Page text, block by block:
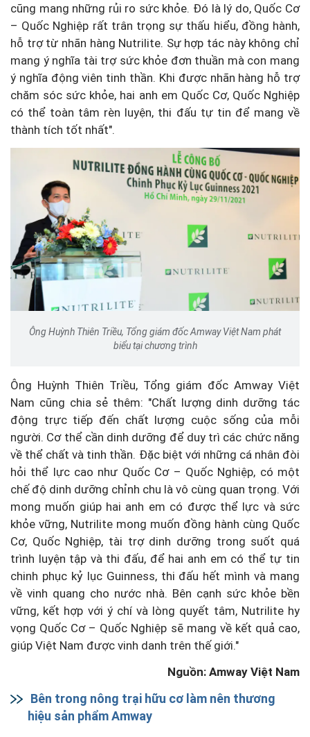
cũng mang những rủi ro sức khỏe. Đó là lý do, Quốc Cơ
– Quốc Nghiệp rất trân trọng sự thấu hiểu, đồng hành,
hỗ trợ từ nhãn hàng Nutrilite. Sự hợp tác này không chỉ
mang ý nghĩa tài trợ sức khỏe đơn thuần mà con mang
ý nghĩa động viên tinh thần. Khi được nhãn hàng hỗ trợ
chăm sóc sức khỏe, hai anh em Quốc Cơ, Quốc Nghiệp
có thể toàn tâm rèn luyện, thi đấu tự tin để mang về
thành tích tốt nhất".
Ông Huỳnh Thiên Triều, Tổng giám đốc Amway Việt Nam phát
biểu tại chương trình
Ông Huỳnh Thiên Triều, Tổng giám đốc Amway Việt
Nam cũng chia sẻ thêm: "Chất lượng dinh dưỡng tác
động trực tiếp đến chất lượng cuộc sống của mỗi
người. Cơ thể cần dinh dưỡng để duy trì các chức năng
về thể chất và tinh thần. Đặc biệt với những cá nhân đòi
hỏi thể lực cao như Quốc Cơ – Quốc Nghiệp, có một
chế độ dinh dưỡng chỉnh chu là vô cùng quan trọng. Với
mong muốn giúp hai anh em có được thể lực và sức
khỏe vững, Nutrilite mong muốn đồng hành cùng Quốc
Cơ, Quốc Nghiệp, tài trợ dinh dưỡng trong suốt quá
trình luyện tập và thi đấu, để hai anh em có thể tự tin
chinh phục kỷ lục Guinness, thi đấu hết mình và mang
về vinh quang cho nước nhà. Bên cạnh sức khỏe bền
vững, kết hợp với ý chí và lòng quyết tâm, Nutrilite hy
vọng Quốc Cơ – Quốc Nghiệp sẽ mang về kết quả cao,
giúp Việt Nam được vinh danh trên thế giới."
Nguồn: Amway Việt Nam
Bên trong nông trại hữu cơ làm nên thương
hiệu sản phẩm Amway